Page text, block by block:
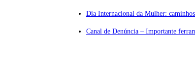
Dia Internacional da Mulher:
Canal de Denúncia – Importante